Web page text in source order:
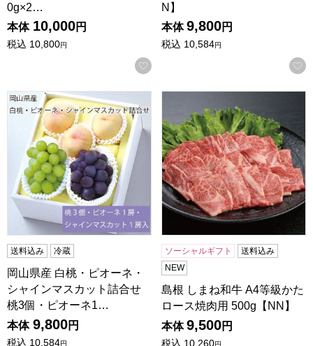
0g×2…
本体 10,000円
税込 10,800円
お気に入りに登録する
N】
本体 9,800円
税込 10,584円
岡山県産 白桃・ピオーネ・シャインマスカット詰合せ 桃3
送料込み 冷蔵
岡山県産 白桃・ピオーネ・
シャインマスカット詰合せ
桃3個・ピオーネ1…
本体 9,800円
税込 10,584円
ソーシャルギフト
送料込み
NEW
島根 しまね和牛 A4等級かた
ロース焼肉用 500g【NN】
本体 9,500円
税込 10,260円